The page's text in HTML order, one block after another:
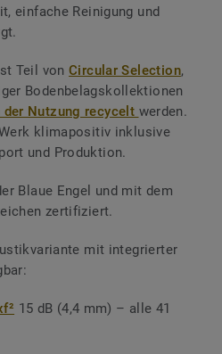
einfache Reinigung und
Teil vonCircular Selection,
Bodenbelagskollektionen
der Nutzung recycelt werden.
klimapositiv inklusive
und Produktion.
Blaue Engel und mit dem
zertifiziert.
mit integrierter
15 dB (4,4 mm) – alle 41